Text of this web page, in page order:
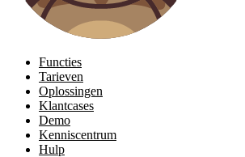
Functies
Tarieven
Oplossingen
Klantcases
Demo
Kenniscentrum
Hulp